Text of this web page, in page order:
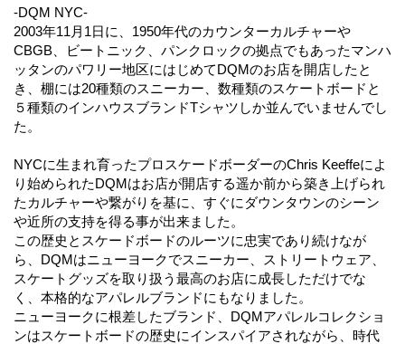
-DQM NYC-
2003年11月1日に、1950年代のカウンターカルチャーや
CBGB、ビートニック、パンクロックの拠点でもあったマンハ
ッタンのパワリー地区にはじめてDQMのお店を開店したと
き、棚には20種類のスニーカー、数種類のスケートボードと
５種類のインハウスブランドTシャツしか並んでいませんでし
た。
NYCに生まれ育ったプロスケードボーダーのChris Keeffeによ
り始められたDQMはお店が開店する遥か前から築き上げられ
たカルチャーや繋がりを基に、すぐにダウンタウンのシーン
や近所の支持を得る事が出来ました。
この歴史とスケードボードのルーツに忠実であり続けなが
ら、DQMはニューヨークでスニーカー、ストリートウェア、
スケートグッズを取り扱う最高のお店に成長しただけでな
く、本格的なアパレルブランドにもなりました。
ニューヨークに根差したブランド、DQMアパレルコレクショ
ンはスケートボードの歴史にインスパイアされながら、時代